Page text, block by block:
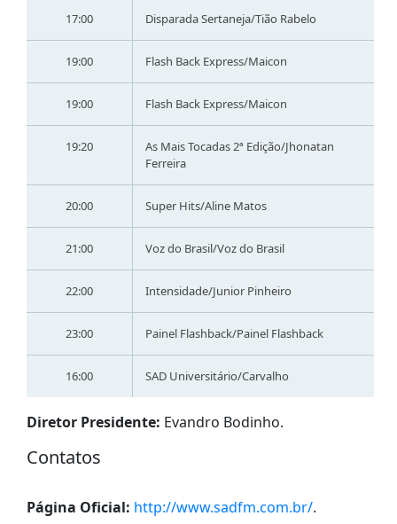
17:00 Disparada Sertaneja/Tião Rabelo
19:00 Flash Back Express/Maicon
19:00 Flash Back Express/Maicon
19:20
As Mais Tocadas 2ª Edição/Jhonatan
Ferreira
20:00 Super Hits/Aline Matos
21:00 Voz do Brasil/Voz do Brasil
22:00 Intensidade/Junior Pinheiro
23:00 Painel Flashback/Painel Flashback
16:00 SAD Universitário/Carvalho
Diretor Presidente: Evandro Bodinho.
Contatos
Página Oficial: http://www.sadfm.com.br/.